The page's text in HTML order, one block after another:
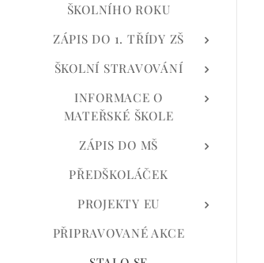
ŠKOLNÍHO ROKU
ZÁPIS DO 1. TŘÍDY ZŠ
ŠKOLNÍ STRAVOVÁNÍ
INFORMACE O
MATEŘSKÉ ŠKOLE
ZÁPIS DO MŠ
PŘEDŠKOLÁČEK
PROJEKTY EU
PŘIPRAVOVANÉ AKCE